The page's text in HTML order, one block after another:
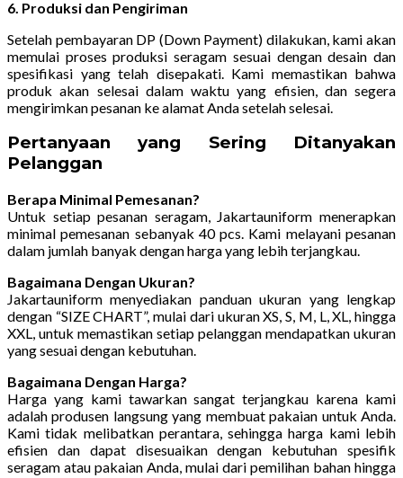
6. Produksi dan Pengiriman
Setelah pembayaran DP (Down Payment) dilakukan, kami akan
memulai proses produksi seragam sesuai dengan desain dan
spesifikasi yang telah disepakati. Kami memastikan bahwa
produk akan selesai dalam waktu yang efisien, dan segera
mengirimkan pesanan ke alamat Anda setelah selesai.
Pertanyaan yang Sering Ditanyakan
Pelanggan
Berapa Minimal Pemesanan?
Untuk setiap pesanan seragam, Jakartauniform menerapkan
minimal pemesanan sebanyak 40 pcs. Kami melayani pesanan
dalam jumlah banyak dengan harga yang lebih terjangkau.
Bagaimana Dengan Ukuran?
Jakartauniform menyediakan panduan ukuran yang lengkap
dengan “SIZE CHART”, mulai dari ukuran XS, S, M, L, XL, hingga
XXL, untuk memastikan setiap pelanggan mendapatkan ukuran
yang sesuai dengan kebutuhan.
Bagaimana Dengan Harga?
Harga yang kami tawarkan sangat terjangkau karena kami
adalah produsen langsung yang membuat pakaian untuk Anda.
Kami tidak melibatkan perantara, sehingga harga kami lebih
efisien dan dapat disesuaikan dengan kebutuhan spesifik
seragam atau pakaian Anda, mulai dari pemilihan bahan hingga